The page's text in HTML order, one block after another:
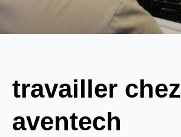
travailler chez
aventech